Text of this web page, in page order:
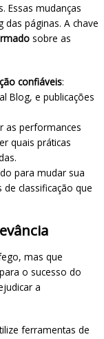
Essas mudanças
páginas. A chave
sobre as
confiáveis:
Blog, e publicações
as performances
quais práticas
para mudar sua
classificação que
mas que
o sucesso do
a
ferramentas de